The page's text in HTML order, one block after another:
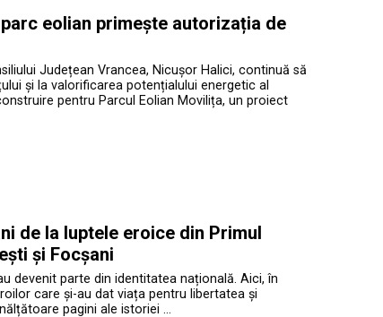
eolian primește autorizația de
Județean Vrancea, Nicușor Halici, continuă să
și la valorificarea potențialului energetic al
pentru Parcul Eolian Movilița, un proiect
de la luptele eroice din Primul
și Focșani
devenit parte din identitatea națională. Aici, în
care și-au dat viața pentru libertatea și
pagini ale istoriei …